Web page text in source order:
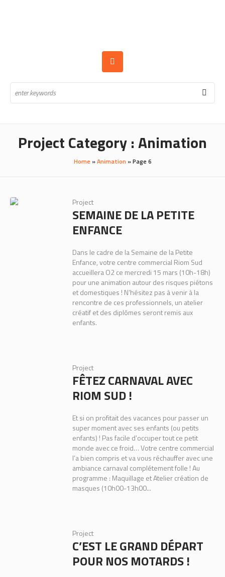
Project Category :Animation
Home »Animation »Page 6
Project
SEMAINE DE LA PETITE
ENFANCE
Dans le cadre de la Semaine de la Petite
Enfance, votre centre commercial Riom Sud
accueillera O2 ce mercredi 15 mars (10h-18h)
pour une animation autour des risques piétons
et domestiques ! N’hésitez pas à venir à la
rencontre de ces professionnels, un atelier
créatif et des diplômes seront remis aux
enfants.
Project
FÊTEZ CARNAVAL AVEC
RIOM SUD !
Et si on profitait des vacances pour passer un
super moment avec ses enfants (ou petits
enfants) ! Pas facile d’occuper tout ce petit
monde avec ce froid… Votre centre commercial
l’a bien compris et va vous réchauffer avec une
ambiance carnaval complétement folle ! Au
programme : Maquillage et Atelier création de
masques (10h00-13h00...
Project
C’EST LE GRAND DÉPART
POUR NOS MOTARDS !